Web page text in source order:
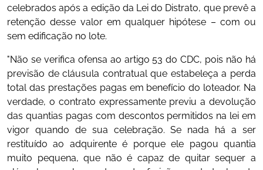
celebrados após a edição da Lei do Distrato, que prevê a
retenção desse valor em qualquer hipótese – com ou
sem edificação no lote.
"Não se verifica ofensa ao artigo 53 do CDC, pois não há
previsão de cláusula contratual que estabeleça a perda
total das prestações pagas em benefício do loteador. Na
verdade, o contrato expressamente previu a devolução
das quantias pagas com descontos permitidos na lei em
vigor quando de sua celebração. Se nada há a ser
restituído ao adquirente é porque ele pagou quantia
muito pequena, que não é capaz de quitar sequer a